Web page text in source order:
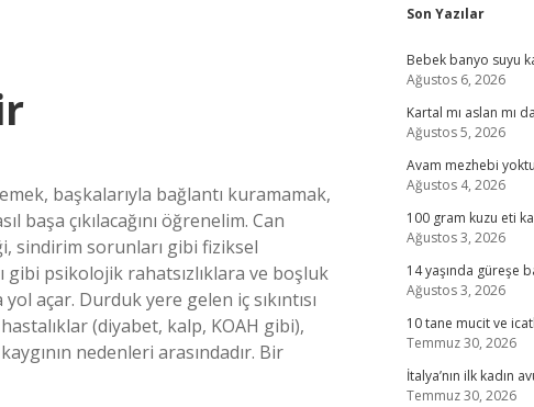
başkalarıyla bağlantı kuramamak,
çıkılacağını öğrenelim. Can
sindirim sorunları gibi fiziksel
gibi psikolojik rahatsızlıklara ve boşluk
açar. Durduk yere gelen iç sıkıntısı
(diyabet, kalp, KOAH gibi),
nedenleri arasındadır. Bir
Sidebar
Son Yazılar
Bebek banyo suyu
Ağustos 6, 2026
Kartal mı aslan mı
Ağustos 5, 2026
Avam mezhebi
Ağustos 4, 2026
100 gram kuzu eti
Ağustos 3, 2026
14 yaşında güreşe
Ağustos 3, 2026
10 tane mucit ve
Temmuz 30, 2026
İtalya’nın ilk kadın
Temmuz 30, 2026
deneme bonusu veren bahis siteleri